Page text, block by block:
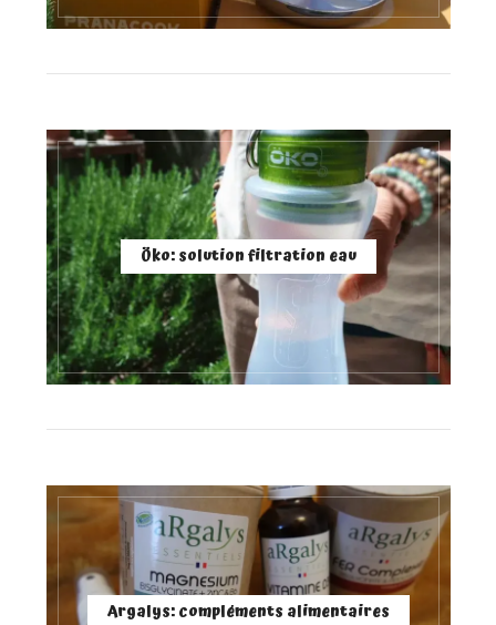
Öko: solution filtration eau
Argalys: compléments alimentaires